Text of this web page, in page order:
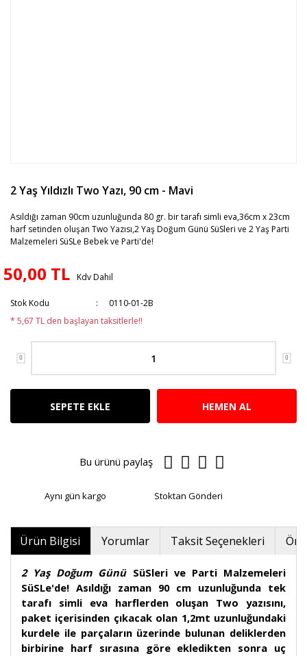
2 Yaş Yıldızlı Two Yazı, 90 cm - Mavi
Asıldığı zaman 90cm uzunluğunda 80 gr. bir tarafı simli eva,36cm x 23cm
harf setinden oluşan Two Yazısı,2 Yaş Doğum Günü SüSleri ve 2 Yaş Parti
Malzemeleri SüSLe Bebek ve Parti'de!
50,00 TL Kdv Dahil
Stok Kodu
0110-01-2B
* 5,67 TL den başlayan taksitlerle!!
SEPETE EKLE HEMEN AL
Bu ürünü paylaş
Aynı gün kargo Stoktan Gönderi
Ürün Bilgisi Yorumlar Taksit Seçenekleri
2 Yaş Doğum GünüSüSleri ve Parti Malzemeleri
SüSLe'de! Asıldığı zaman 90 cm uzunluğunda tek
tarafı simli eva harflerden oluşan Two yazısını,
paket içerisinden çıkacak olan 1,2mt uzunluğundaki
kurdele ile parçaların üzerinde bulunan deliklerden
birbirine harf sırasına göre ekledikten sonra uç